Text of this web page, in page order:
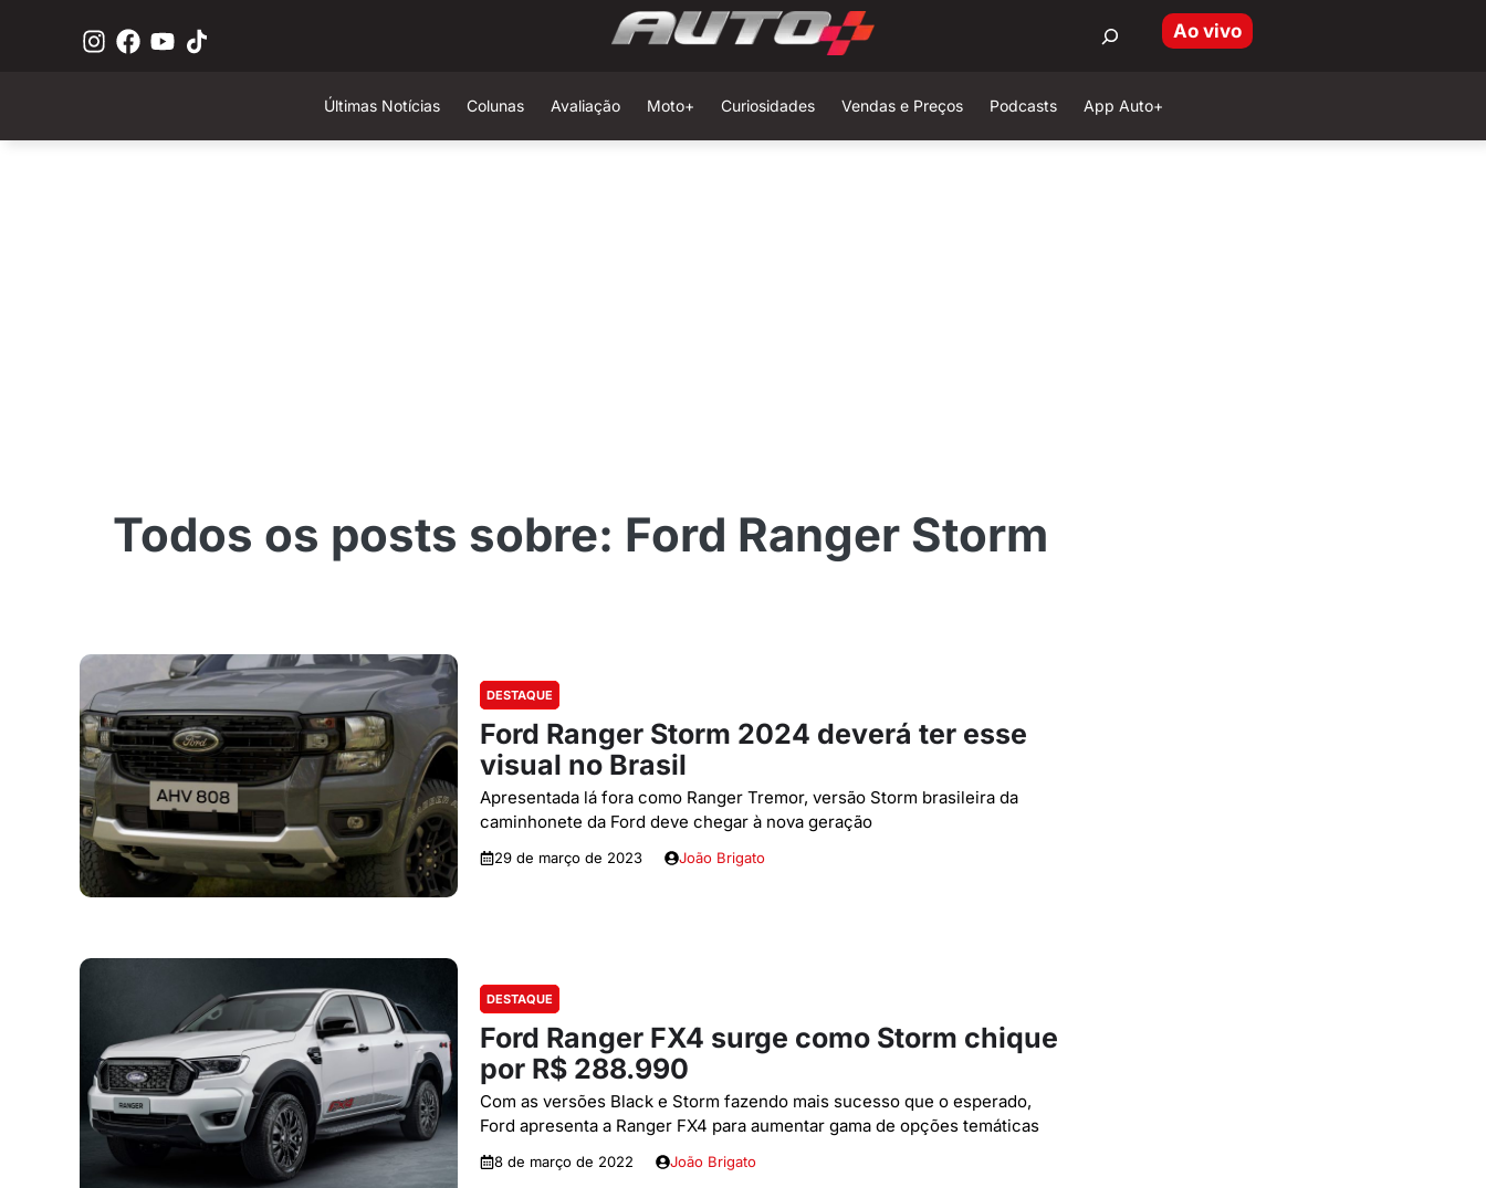
Ao vivo
Últimas Notícias Colunas Avaliação Moto+ Curiosidades Vendas e Preços Podcasts App Auto+
Ford Ranger Storm
DESTAQUE
Ford Ranger Storm 2024 deverá ter esse
visual no Brasil
Apresentada lá fora como Ranger Tremor, versão Storm brasileira da
caminhonete da Ford deve chegar à nova geração
29 de março de 2023 João Brigato
DESTAQUE
Ford Ranger FX4 surge como Storm chique
por R$ 288.990
Com as versões Black e Storm fazendo mais sucesso que o esperado,
Ford apresenta a Ranger FX4 para aumentar gama de opções temáticas
8 de março de 2022 João Brigato